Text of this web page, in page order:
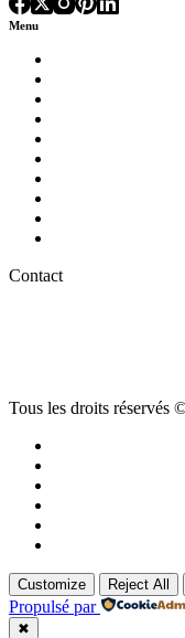
Menu
Contact
Tous les droits réservés
Customize Reject All
Propulsé par
✖